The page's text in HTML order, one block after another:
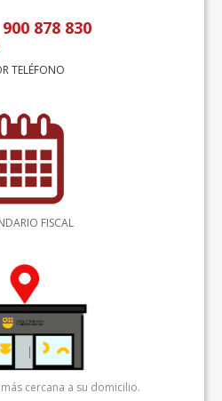
900 878 830
TELÉFONO
FISCAL
más cercana a su domicilio.